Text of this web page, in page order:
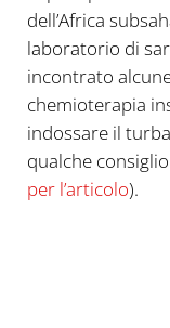
dell’Africa
laboratorio di
incontrato
chemioterapia
indossare il
qualche
per l’articolo).